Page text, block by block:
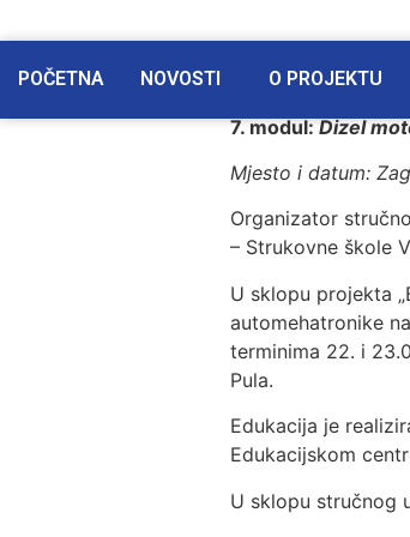
POČETNA NOVOSTI O PROJEKTU
7. modul:Dizel
Mjesto i datum:
Organizator
– Strukovne škole
U sklopu projekta
automehatronike
terminima 22. i
Pula.
Edukacija je
Edukacijskom
U sklopu stručnog